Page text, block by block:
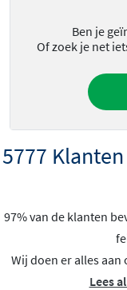
Ben je
Of zoek je net
5777
97% van de klanten
Wij doen er alles
Lees